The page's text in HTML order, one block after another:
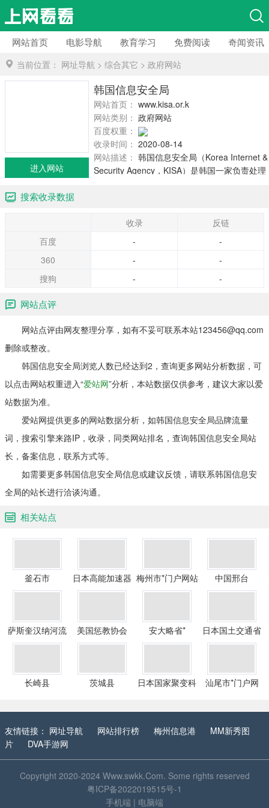
网站首页 电影导航 教育学习 免费阅读 奇闻资讯
当前位置： 网址导航 > 综合其它 > 政府网站
韩国信息安全局
网站首页： www.kisa.or.kr
网站类别： 政府网站
百度权重：
收录时间： 2020-08-14
网站描述： 韩国信息安全局（Korea Internet &
Security Agency，KISA）是韩国一家负责处理
国公共互联网，并运行CERT。其他活动包括推
他各种网络安全问题的恶意软件/病毒。
进入网站
搜索收录数据
收录
反链
百度
-
-
360
-
-
搜狗
- -
网站点评
网站点评由网友整理分享，如有不妥可联系本站123456@qq.com
删除或整改。
韩国信息安全局浏览人数已经达到2，查询更多网站分析数据，可
以点击网站权重进入“爱站网”分析，本站数据仅供参考，建议大家以爱
站数据为准。
爱站网提供更多的网站数据分析，如韩国信息安全局品牌流量
词，搜索引擎来路IP，收录，同类网站排名，查询韩国信息安全局站
长，备案信息，联系方式等。
如需要更多韩国信息安全局信息或建议反馈，请联系韩国信息安
全局的站长进行洽谈沟通。
相关站点
釜石市
日本高能加速器
研究机构
梅州市*门户网站 中国邢台
萨斯奎汉纳河流
域委员会
美国惩教协会 安大略省*
日本国土交通省
国土技术政策综
长崎县 茨城县
日本国家聚变科
汕尾市*门户网
友情链接： 网址导航 网站排行榜 梅州信息港
MM新秀图
片
DVA手游网
Copyright 2020-2024 Www.swkk.Com. Some rights reserved
粤ICP备2022019515号-1
手机端 | 电脑端